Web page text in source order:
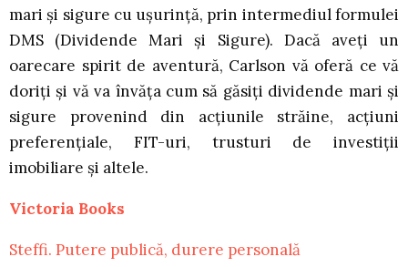
mari și sigure cu ușurință, prin intermediul formulei
DMS (Dividende Mari și Sigure). Dacă aveți un
oarecare spirit de aventură, Carlson vă oferă ce vă
doriți și vă va învăța cum să găsiți dividende mari și
sigure provenind din acțiunile străine, acțiuni
preferențiale, FIT-uri, trusturi de investiții
imobiliare și altele.
Victoria Books
Steffi. Putere publică, durere personală